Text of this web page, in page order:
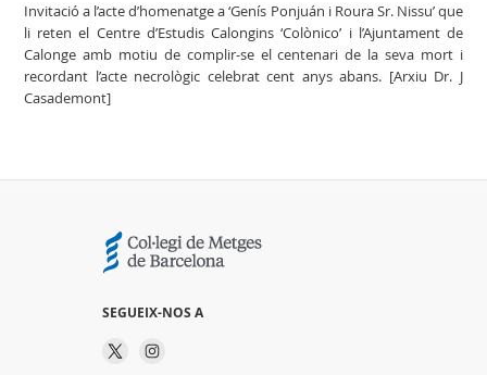
Invitació a l’acte d’homenatge a ‘Genís Ponjuán i Roura Sr. Nissu’ que
li reten el Centre d’Estudis Calongins ‘Colònico’ i l’Ajuntament de
Calonge amb motiu de complir-se el centenari de la seva mort i
recordant l’acte necrològic celebrat cent anys abans. [Arxiu Dr. J
Casademont]
SEGUEIX-NOS A